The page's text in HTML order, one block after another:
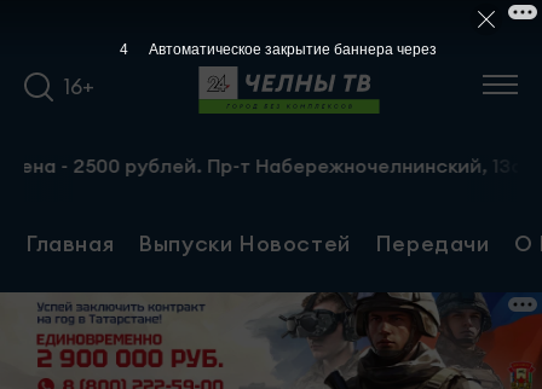
16+
рублей. Пр-т Набережночелнинский, 13а. Тел.: 8-
Главная Выпуски Новостей Передачи О
3 Автоматическое закрытие баннера через